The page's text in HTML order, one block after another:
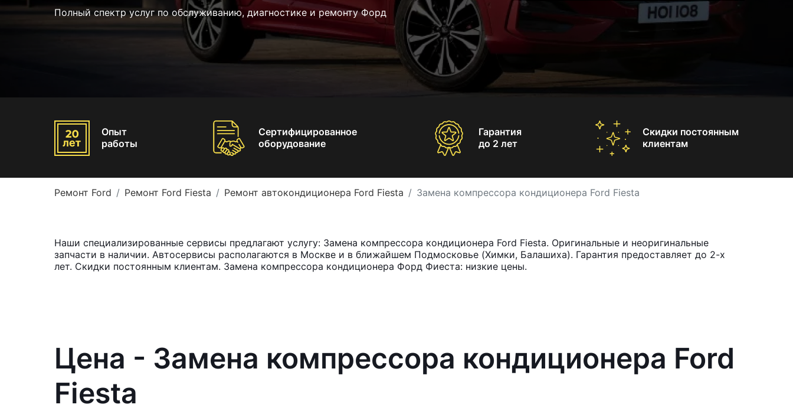
Полный спектр услуг по обслуживанию, диагностике и ремонту Форд
Опыт
работы
Сертифицированное
оборудование
Гарантия
до 2 лет
Скидки постоянным
клиентам
Ремонт Ford Ремонт Ford Fiesta Ремонт автокондиционера Ford Fiesta Замена компрессора кондиционера Ford Fiesta
Наши специализированные сервисы предлагают услугу: Замена компрессора кондиционера Ford Fiesta. Оригинальные и неоригинальные
запчасти в наличии. Автосервисы располагаются в Москве и в ближайшем Подмосковье (Химки, Балашиха). Гарантия предоставляет до 2-х
лет. Скидки постоянным клиентам. Замена компрессора кондиционера Форд Фиеста: низкие цены.
Цена - Замена компрессора кондиционера Ford
Fiesta